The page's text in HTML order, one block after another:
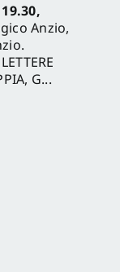
Anzio,
G...